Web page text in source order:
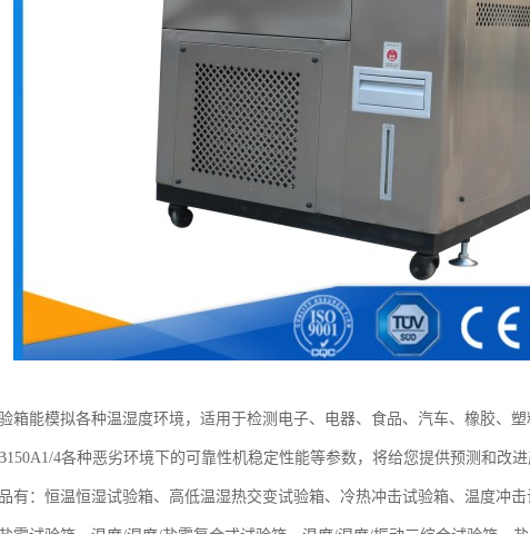
箱能模拟各种温湿度环境，适用于检测电子、电器、食品、汽车、橡胶、
4各种恶劣环境下的可靠性机稳定性能等参数，将给您提供预测和改
有：恒温恒湿试验箱、高低温湿热交变试验箱、冷热冲击试验箱、温度冲